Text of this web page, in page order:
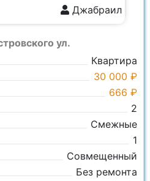
ул.
Квартира
30 000 ₽
666 ₽
2
Смежные
1
Совмещенный
Без ремонта
Джабраил